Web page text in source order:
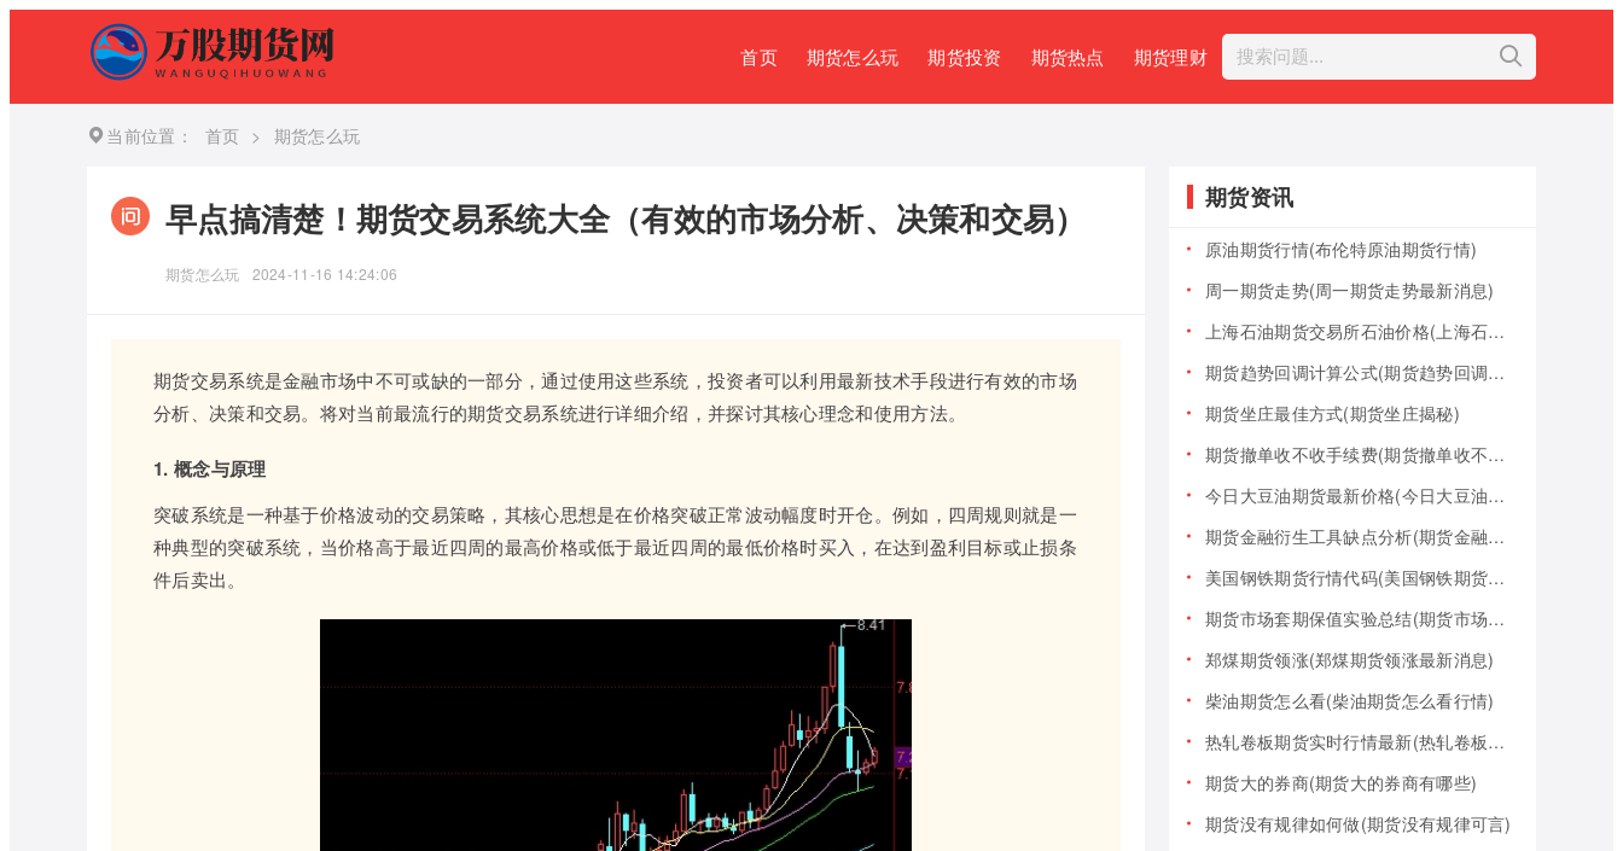
首页 期货怎么玩 期货投资 期货热点 期货理财
当前位置： 首页 > 期货怎么玩
早点搞清楚！期货交易系统大全（有效的市场分析、决策和交易）
期货怎么玩 2024-11-16 14:24:06
期货交易系统是金融市场中不可或缺的一部分，通过使用这些系统，投资者可以利用最新技术手段进行有效的市场
分析、决策和交易。将对当前最流行的期货交易系统进行详细介绍，并探讨其核心理念和使用方法。
1. 概念与原理
突破系统是一种基于价格波动的交易策略，其核心思想是在价格突破正常波动幅度时开仓。例如，四周规则就是一
种典型的突破系统，当价格高于最近四周的最高价格或低于最近四周的最低价格时买入，在达到盈利目标或止损条
件后卖出。
期货资讯
原油期货行情(布伦特原油期货行情)
周一期货走势(周一期货走势最新消息)
上海石油期货交易所石油价格(上海石油期货交易所石油价格查询)
期货趋势回调计算公式(期货趋势回调计算公式是什么)
期货坐庄最佳方式(期货坐庄揭秘)
期货撤单收不收手续费(期货撤单收不收手续费用)
今日大豆油期货最新价格(今日大豆油期货最新价格行情)
期货金融衍生工具缺点分析(期货金融衍生工具缺点分析报告)
美国钢铁期货行情代码(美国钢铁期货行情大盘)
期货市场套期保值实验总结(期货市场套期保值实验总结报告)
郑煤期货领涨(郑煤期货领涨最新消息)
柴油期货怎么看(柴油期货怎么看行情)
热轧卷板期货实时行情最新(热轧卷板期货实时行情最新报价)
期货大的券商(期货大的券商有哪些)
期货没有规律如何做(期货没有规律可言)